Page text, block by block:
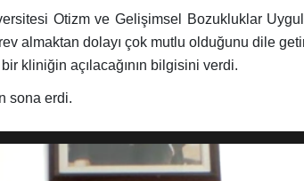
Otizm ve Gelişimsel Bozukluklar
almaktan dolayı çok mutlu olduğunu dile
kliniğin açılacağının bilgisini verdi.
sona erdi.